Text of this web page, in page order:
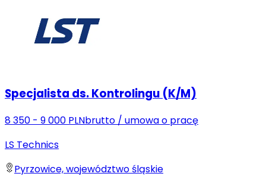
Specjalista ds. Kontrolingu (K/M)
8 350 - 9 000 PLNbrutto / umowa o pracę
LS Technics
Pyrzowice, województwo śląskie